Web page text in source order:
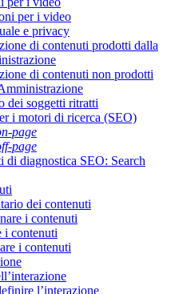
per i video
e privacy
di contenuti prodotti dalla
di contenuti non prodotti
dei soggetti ritratti
i motori di ricerca (SEO)
page
page
di diagnostica SEO: Search
dei contenuti
i contenuti
i contenuti
i contenuti
l’interazione